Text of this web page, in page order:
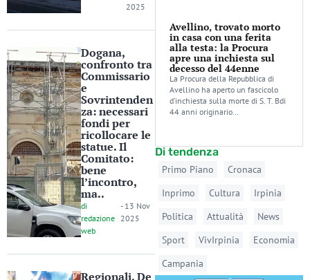
2025
Dogana,
confronto tra
Commissario
e
Sovrintenden
za: necessari
fondi per
ricollocare le
statue. Il
Comitato:
bene
l’incontro,
ma..
di
redazione
web
- 13 Nov
2025
Regionali, De
Avellino, trovato morto
in casa con una ferita
alla testa: la Procura
apre una inchiesta sul
decesso del 44enne
La Procura della Repubblica di
Avellino ha aperto un fascicolo
d’inchiesta sulla morte di S. T. Bdi
44 anni originario…
Di tendenza
Primo Piano
Cronaca
Inprimo
Cultura
Irpinia
Politica
Attualità
News
Sport
VivIrpinia
Economia
Campania